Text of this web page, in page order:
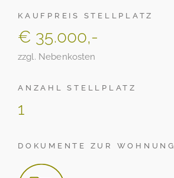
KAUFPREIS STELLPLATZ
€ 35.000,-
zzgl. Nebenkosten
ANZAHL STELLPLATZ
1
DOKUMENTE ZUR WOHNUNG